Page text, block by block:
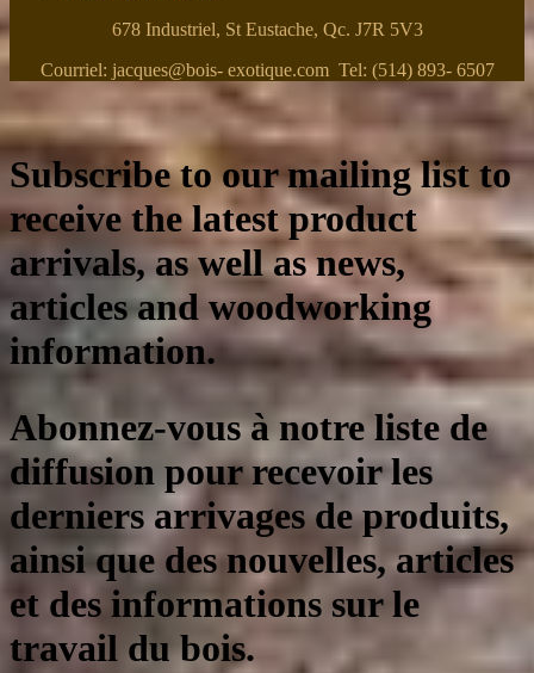
678 Industriel, St Eustache, Qc. J7R 5V3
Courriel: jacques@bois- exotique.com Tel: (514) 893- 6507
Subscribe to our mailing list to
receive the latest product
arrivals, as well as news,
articles and woodworking
information.
Abonnez-vous à notre liste de
diffusion pour recevoir les
derniers arrivages de produits,
ainsi que des nouvelles, articles
et des informations sur le
travail du bois.